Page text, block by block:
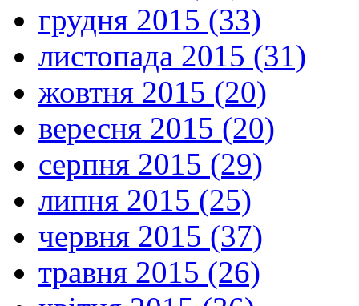
грудня 2015 (33)
листопада 2015 (31)
жовтня 2015 (20)
вересня 2015 (20)
серпня 2015 (29)
липня 2015 (25)
червня 2015 (37)
травня 2015 (26)